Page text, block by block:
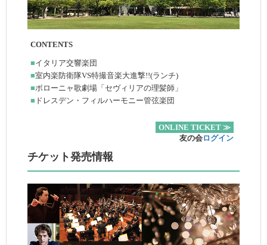
CONTENTS
■イタリア交響楽団
■室内楽防衛隊VS特撮音楽大進撃!!(ランチ)
■ボローニャ歌劇場「セヴィリアの理髪師」
■ ドレスデン・フィルハーモニー管弦楽団
ONLINE TICKET ≫
友の会ログイン
チケット発売情報